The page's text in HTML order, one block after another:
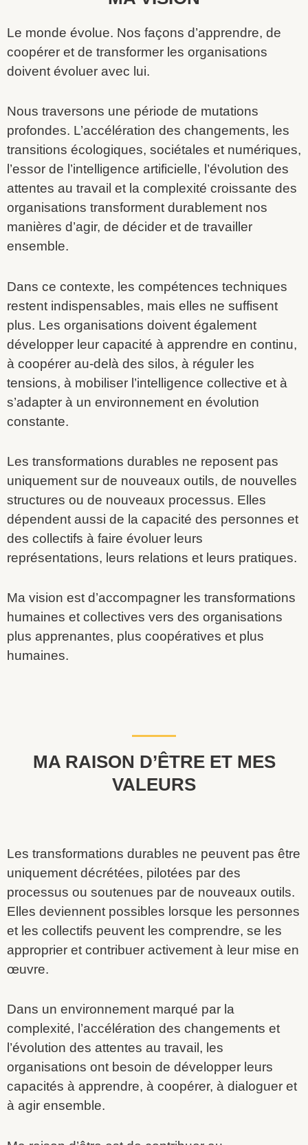
Le monde évolue. Nos façons d’apprendre, de
coopérer et de transformer les organisations
doivent évoluer avec lui.
Nous traversons une période de mutations
profondes. L’accélération des changements, les
transitions écologiques, sociétales et numériques,
l’essor de l’intelligence artificielle, l’évolution des
attentes au travail et la complexité croissante des
organisations transforment durablement nos
manières d’agir, de décider et de travailler
ensemble.
Dans ce contexte, les compétences techniques
restent indispensables, mais elles ne suffisent
plus. Les organisations doivent également
développer leur capacité à apprendre en continu,
à coopérer au-delà des silos, à réguler les
tensions, à mobiliser l’intelligence collective et à
s’adapter à un environnement en évolution
constante.
Les transformations durables ne reposent pas
uniquement sur de nouveaux outils, de nouvelles
structures ou de nouveaux processus. Elles
dépendent aussi de la capacité des personnes et
des collectifs à faire évoluer leurs
représentations, leurs relations et leurs pratiques.
Ma vision est d’accompagner les transformations
humaines et collectives vers des organisations
plus apprenantes, plus coopératives et plus
humaines.
MA RAISON D’ÊTRE ET MES
VALEURS
Les transformations durables ne peuvent pas être
uniquement décrétées, pilotées par des
processus ou soutenues par de nouveaux outils.
Elles deviennent possibles lorsque les personnes
et les collectifs peuvent les comprendre, se les
approprier et contribuer activement à leur mise en
œuvre.
Dans un environnement marqué par la
complexité, l’accélération des changements et
l’évolution des attentes au travail, les
organisations ont besoin de développer leurs
capacités à apprendre, à coopérer, à dialoguer et
à agir ensemble.